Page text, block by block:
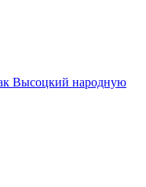
Высоцкий народную